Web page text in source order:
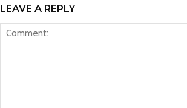
LEAVE A REPLY